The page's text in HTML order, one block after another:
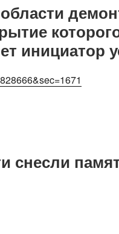
инициатор
снесли